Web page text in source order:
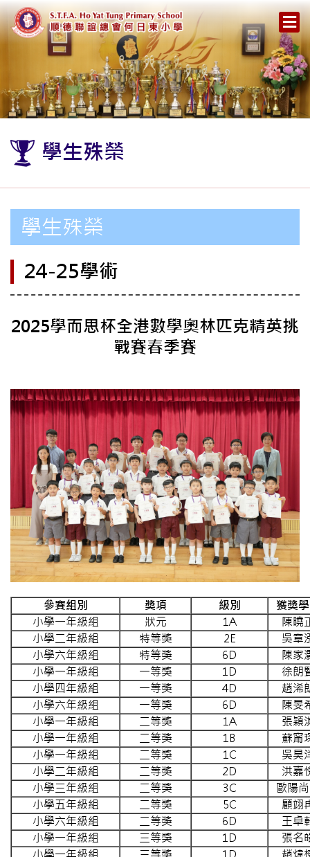
學生殊榮
學生殊榮
24-25學術
2025學而思杯全港數學奧林匹克精英挑
戰賽春季賽
參賽組別 獎項 級別 獲獎
小學一年級組 狀元 1A
陳曉
小學二年級組
特等獎 2E
吳章
小學六年級組
特等獎 6D
陳家
小學一年級組
一等獎 1D
徐朗
小學四年級組
一等獎 4D
趙浠
小學六年級組
一等獎 6D
陳旻
小學一年級組
二等獎 1A
張穎
小學一年級組
二等獎 1B
蘇甯
小學一年級組
二等獎 1C
吳昊
小學二年級組
二等獎 2D
洪嘉
小學三年級組
二等獎 3C
歐陽
小學五年級組
二等獎 5C
顧翊
小學六年級組
二等獎 6D
王卓
小學一年級組
三等獎 1D
張名